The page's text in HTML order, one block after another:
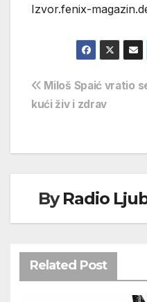
Izvor.fenix-
Navigacija
Miloš Spaić vratio
kući živ i zdrav
ByRadio
Related Post